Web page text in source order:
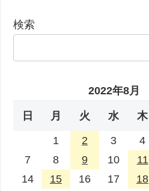
検索
2022年8月
日 月 火 水 木
1 2 3 4
7
8 9 10 11
14
15 16 17 18